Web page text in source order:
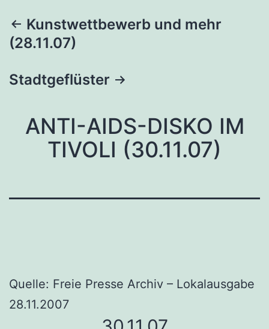
Beitragsnavigation
Kunstwettbewerb und mehr
(28.11.07)
Stadtgeflüster
ANTI-AIDS-DISKO IM
TIVOLI (30.11.07)
Quelle: Freie Presse Archiv – Lokalausgabe
28.11.2007